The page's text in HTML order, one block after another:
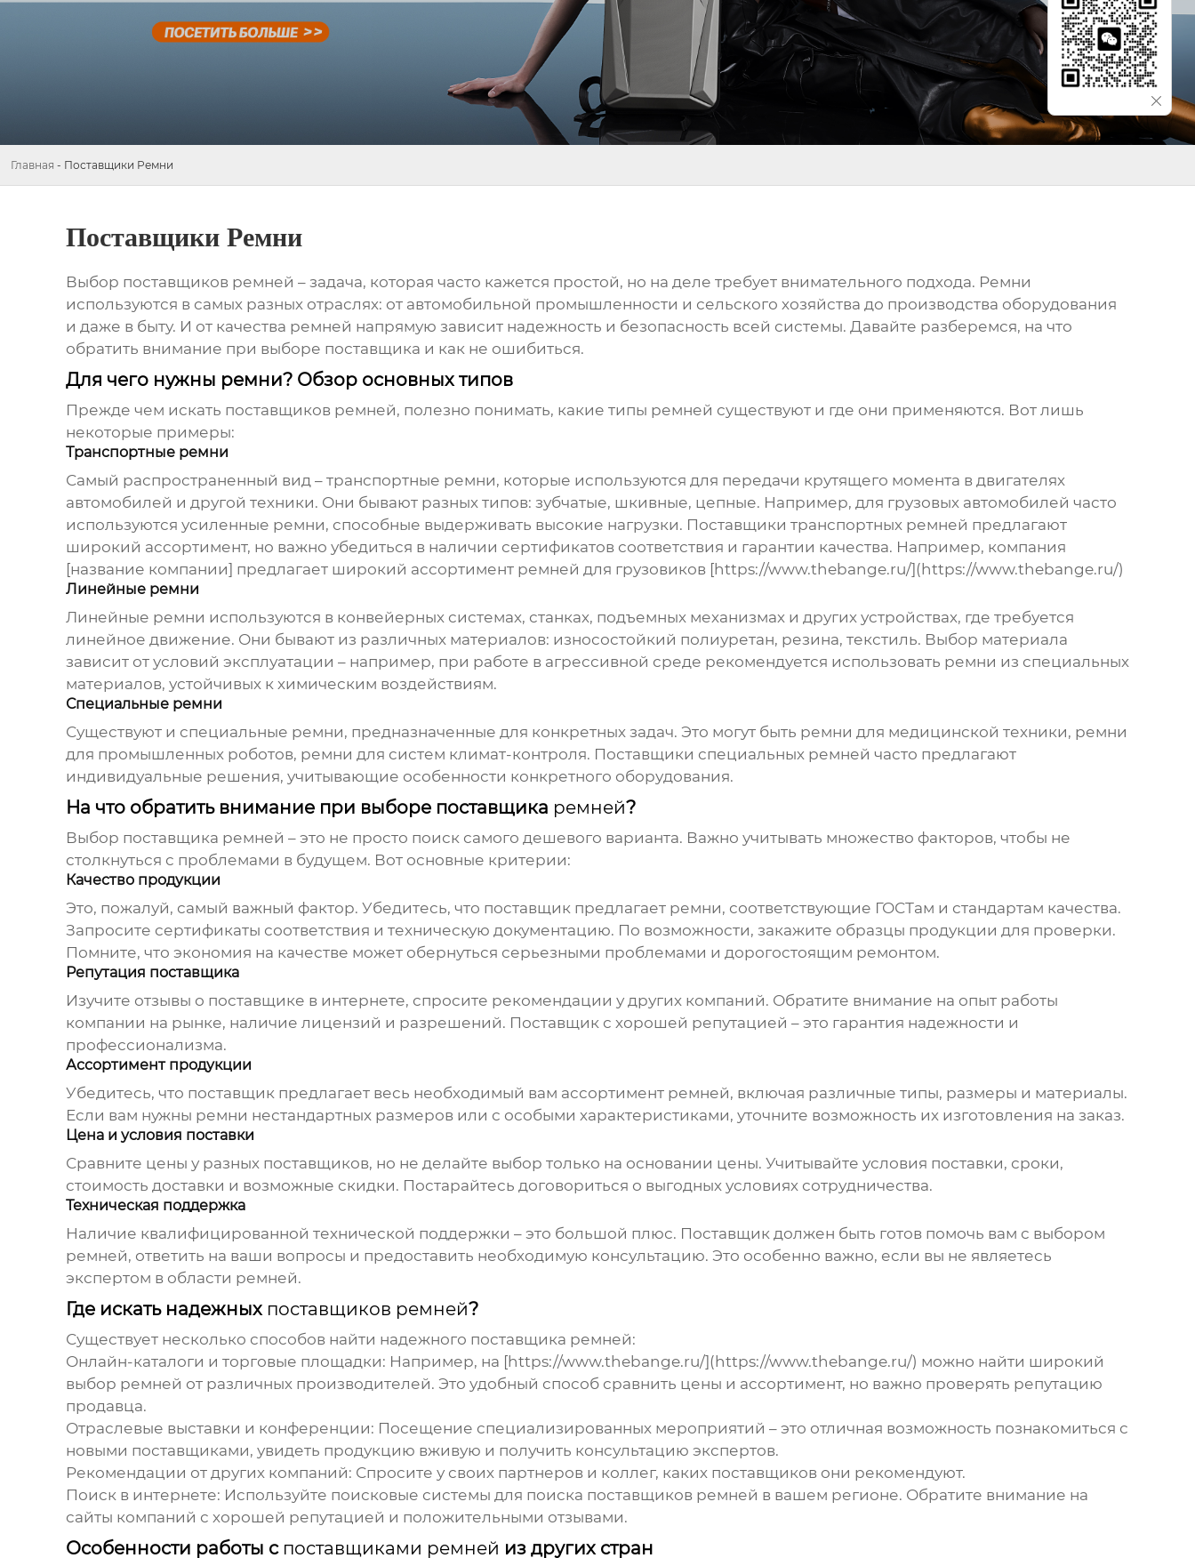
Главная - Поставщики Ремни
Поставщики Ремни
Выбор поставщиков ремней – задача, которая часто кажется простой, но на деле требует внимательного подхода. Ремни
используются в самых разных отраслях: от автомобильной промышленности и сельского хозяйства до производства оборудования
и даже в быту. И от качества ремней напрямую зависит надежность и безопасность всей системы. Давайте разберемся, на что
обратить внимание при выборе поставщика и как не ошибиться.
Для чего нужны ремни? Обзор основных типов
Прежде чем искать поставщиков ремней, полезно понимать, какие типы ремней существуют и где они применяются. Вот лишь
некоторые примеры:
Транспортные ремни
Самый распространенный вид – транспортные ремни, которые используются для передачи крутящего момента в двигателях
автомобилей и другой техники. Они бывают разных типов: зубчатые, шкивные, цепные. Например, для грузовых автомобилей часто
используются усиленные ремни, способные выдерживать высокие нагрузки. Поставщики транспортных ремней предлагают
широкий ассортимент, но важно убедиться в наличии сертификатов соответствия и гарантии качества. Например, компания
[название компании] предлагает широкий ассортимент ремней для грузовиков [https://www.thebange.ru/](https://www.thebange.ru/)
Линейные ремни
Линейные ремни используются в конвейерных системах, станках, подъемных механизмах и других устройствах, где требуется
линейное движение. Они бывают из различных материалов: износостойкий полиуретан, резина, текстиль. Выбор материала
зависит от условий эксплуатации – например, при работе в агрессивной среде рекомендуется использовать ремни из специальных
материалов, устойчивых к химическим воздействиям.
Специальные ремни
Существуют и специальные ремни, предназначенные для конкретных задач. Это могут быть ремни для медицинской техники, ремни
для промышленных роботов, ремни для систем климат-контроля. Поставщики специальных ремней часто предлагают
индивидуальные решения, учитывающие особенности конкретного оборудования.
На что обратить внимание при выборе поставщика ремней?
Выбор поставщика ремней – это не просто поиск самого дешевого варианта. Важно учитывать множество факторов, чтобы не
столкнуться с проблемами в будущем. Вот основные критерии:
Качество продукции
Это, пожалуй, самый важный фактор. Убедитесь, что поставщик предлагает ремни, соответствующие ГОСТам и стандартам качества.
Запросите сертификаты соответствия и техническую документацию. По возможности, закажите образцы продукции для проверки.
Помните, что экономия на качестве может обернуться серьезными проблемами и дорогостоящим ремонтом.
Репутация поставщика
Изучите отзывы о поставщике в интернете, спросите рекомендации у других компаний. Обратите внимание на опыт работы
компании на рынке, наличие лицензий и разрешений. Поставщик с хорошей репутацией – это гарантия надежности и
профессионализма.
Ассортимент продукции
Убедитесь, что поставщик предлагает весь необходимый вам ассортимент ремней, включая различные типы, размеры и материалы.
Если вам нужны ремни нестандартных размеров или с особыми характеристиками, уточните возможность их изготовления на заказ.
Цена и условия поставки
Сравните цены у разных поставщиков, но не делайте выбор только на основании цены. Учитывайте условия поставки, сроки,
стоимость доставки и возможные скидки. Постарайтесь договориться о выгодных условиях сотрудничества.
Техническая поддержка
Наличие квалифицированной технической поддержки – это большой плюс. Поставщик должен быть готов помочь вам с выбором
ремней, ответить на ваши вопросы и предоставить необходимую консультацию. Это особенно важно, если вы не являетесь
экспертом в области ремней.
Где искать надежных поставщиков ремней?
Существует несколько способов найти надежного поставщика ремней:
Онлайн-каталоги и торговые площадки: Например, на [https://www.thebange.ru/](https://www.thebange.ru/) можно найти широкий
выбор ремней от различных производителей. Это удобный способ сравнить цены и ассортимент, но важно проверять репутацию
продавца.
Отраслевые выставки и конференции: Посещение специализированных мероприятий – это отличная возможность познакомиться с
новыми поставщиками, увидеть продукцию вживую и получить консультацию экспертов.
Рекомендации от других компаний: Спросите у своих партнеров и коллег, каких поставщиков они рекомендуют.
Поиск в интернете: Используйте поисковые системы для поиска поставщиков ремней в вашем регионе. Обратите внимание на
сайты компаний с хорошей репутацией и положительными отзывами.
Особенности работы с поставщиками ремней из других стран